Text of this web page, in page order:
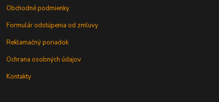
Obchodné podmienky
Formulár odstúpenia od zmluvy
Reklamačný poriadok
Ochrana osobných údajov
Kontakty